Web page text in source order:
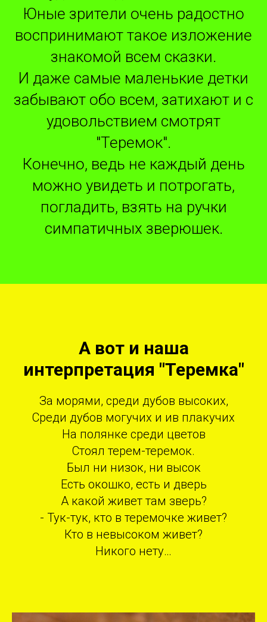
Юные зрители очень радостно
воспринимают такое изложение
знакомой всем сказки.
И даже самые маленькие детки
забывают обо всем, затихают и с
удовольствием смотрят
"Теремок".
Конечно, ведь не каждый день
можно увидеть и потрогать,
погладить, взять на ручки
симпатичных зверюшек.
А вот и наша
интерпретация "Теремка"
За морями, среди дубов высоких,
Среди дубов могучих и ив плакучих
На полянке среди цветов
Стоял терем-теремок.
Был ни низок, ни высок
Есть окошко, есть и дверь
А какой живет там зверь?
- Тук-тук, кто в теремочке живет?
Кто в невысоком живет?
Никого нету…